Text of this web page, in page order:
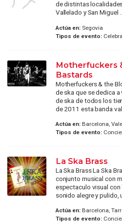
de distintas
Vallelado y San Miguel
Actúa en:Segovia
Tipos de evento:
Motherfuckers
Bastards
Motherfuckers & the
de ska que se dedica
de ska de todos los
de 2011 esta banda
Actúa en:Barcelona,
Tipos de evento:
La Ska Brass
La Ska Brass La Ska
conjunto musical con
espectaculo visual con
sonido alegre y pulido,
Actúa en:Barcelona,
Tipos de evento: